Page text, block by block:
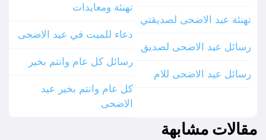
تهنئة عيد الاضحى لصديقتي
رسائل عيد الاضحى لصديق
رسائل عيد الاضحى للام
تهنئة ومعايدات
دعاء للميت في عيد الاضحى
رسائل كل عام وانتم بخير
كل عام وانتم بخير عيد
الاضحى
مقالات مشابهة